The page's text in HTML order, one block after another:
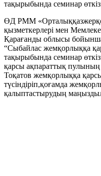
ӨД РММ
қызметкерлері мен
Қарағанды облысы бойынша
“Сыбайлас жемқорлыққа
тақырыбында семинар
қарсы ақпараттық
Тоқатов жемқорлыққа
түсіндіріп,қоғамда
қалыптастырудың